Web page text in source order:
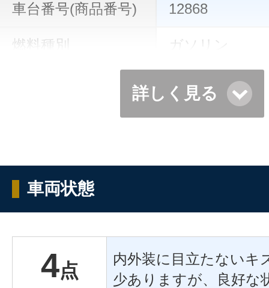
車台番号(商品番号) 12868
燃料種別 ガソリン
詳しく見る
車両状態
4点
内外装に目立たないキ
少ありますが、良好な